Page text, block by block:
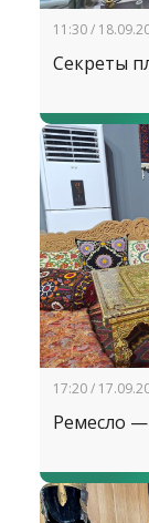
11:30 /
Секреты
17:20 /
Ремесло